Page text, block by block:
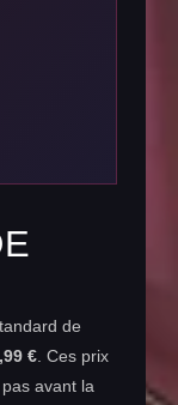
de
€ . Ces prix
avant la